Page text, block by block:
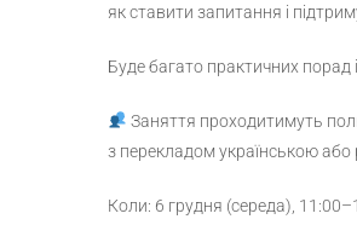
як ставити запитання і
Буде багато практичних порад
Заняття проходитимуть
з перекладом українською або
Коли: 6 грудня (середа),